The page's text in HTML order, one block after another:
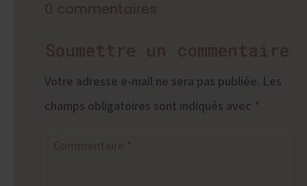
Votre adresse e-mail ne sera pas publiée. Les
champs obligatoires sont indiqués avec *